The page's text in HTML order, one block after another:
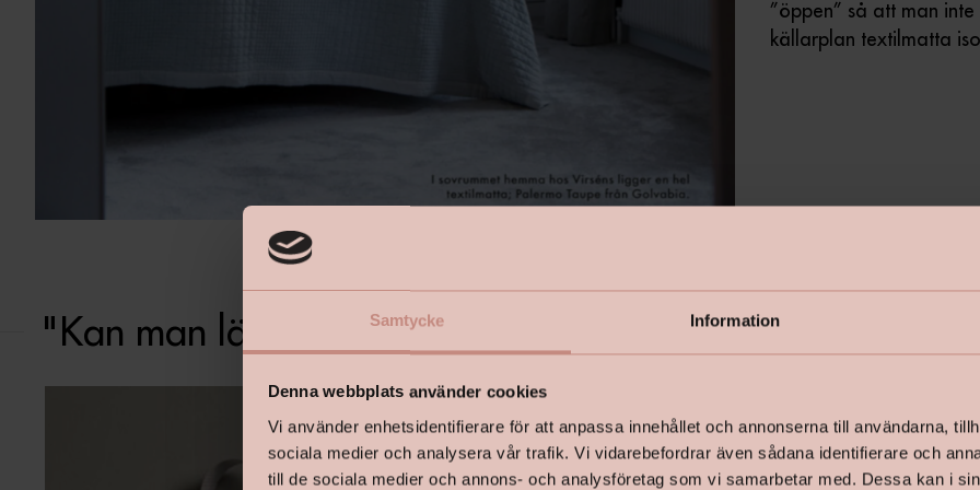
Samtycke Information
Denna webbplats använder cookies
Vi använder enhetsidentifierare för att anpassa innehållet och annonserna till användarna,
sociala medier och analysera vår trafik. Vi vidarebefordrar även sådana identifierare och
till de sociala medier och annons- och analysföretag som vi samarbetar med. Dessa kan i
”öppen” så att man
källarplan textilmatta
"Kan man lägga en heltäckningsmatta själv? – Absolut,
Det finns lite
berätta lite om